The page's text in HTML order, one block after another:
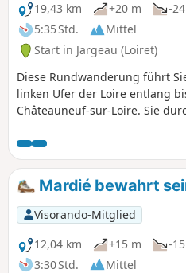
19,43 km
+20 m
-
5:35 Std.
Mittel
Start in Jargeau (Loiret)
Diese Rundwanderung führt
linken Ufer der Loire entlang
Châteauneuf-sur-Loire. Sie
Die Rückkehr nach Jargeau
das rechte Ufer. Diese
ist unter dem NamenPR® des
ponts bekannt und wurde
das Musée de la Marine de
erreichen und das Arboretum
hübsche Rhododendronallee zu
durchqueren.
Mardié bewahrt
Visorando-Mitglied
12,04 km
+15 m
-
3:30 Std.
Mittel